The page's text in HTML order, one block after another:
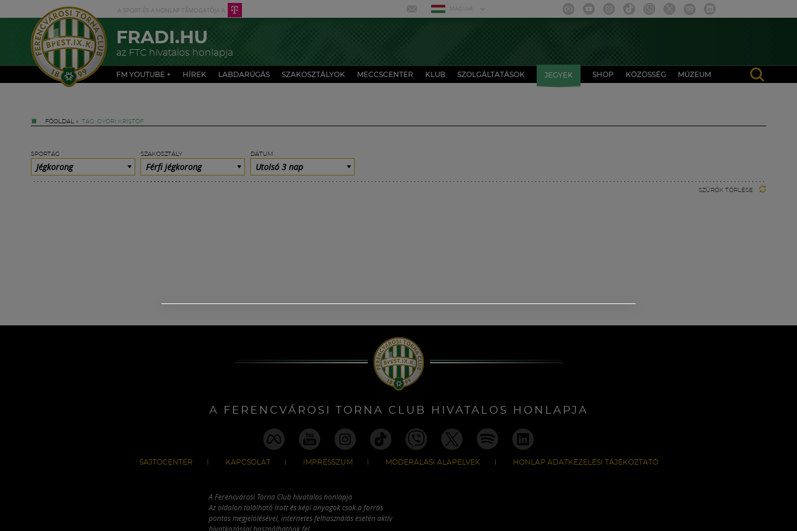
MAGYAR
FRADI.HU
az FTC hivatalos honlapja
FM YOUTUBE + HÍREK LABDARÚGÁS SZAKOSZTÁLYOK MECCSCENTER KLUB SZOLGÁLTATÁSOK JEGYEK SHOP KÖZÖSSÉG MÚZEUM
FŐOLDAL » TAG: GYŐRI KRISTÓF
SPORTÁG
Jégkorong
SZAKOSZTÁLY
Férfi jégkorong
DÁTUM
Utolsó 3 nap
SZŰRŐK TÖRLÉSE
A FERENCVÁROSI TORNA CLUB HIVATALOS HONLAPJA
SAJTÓCENTER KAPCSOLAT IMPRESSZUM MODERÁLÁSI ALAPELVEK HONLAP ADATKEZELÉSI TÁJÉKOZTATÓ
A Ferencvárosi Torna Club hivatalos honlapja
Az oldalon található írott és képi anyagok csak a forrás
pontos megjelölésével, internetes felhasználás esetén aktív
hivatkozással használhatóak fel.